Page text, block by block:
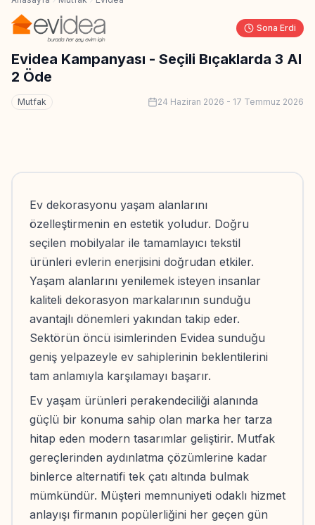
Sona Erdi
Evidea Kampanyası - Seçili Bıçaklarda 3 Al
2 Öde
Mutfak 24 Haziran 2026 - 17 Temmuz 2026
Ev dekorasyonu yaşam alanlarını
özelleştirmenin en estetik yoludur. Doğru
seçilen mobilyalar ile tamamlayıcı tekstil
ürünleri evlerin enerjisini doğrudan etkiler.
Yaşam alanlarını yenilemek isteyen insanlar
kaliteli dekorasyon markalarının sunduğu
avantajlı dönemleri yakından takip eder.
Sektörün öncü isimlerinden Evidea sunduğu
geniş yelpazeyle ev sahiplerinin beklentilerini
tam anlamıyla karşılamayı başarır.
Ev yaşam ürünleri perakendeciliği alanında
güçlü bir konuma sahip olan marka her tarza
hitap eden modern tasarımlar geliştirir. Mutfak
gereçlerinden aydınlatma çözümlerine kadar
binlerce alternatifi tek çatı altında bulmak
mümkündür. Müşteri memnuniyeti odaklı hizmet
anlayışı firmanın popülerliğini her geçen gün